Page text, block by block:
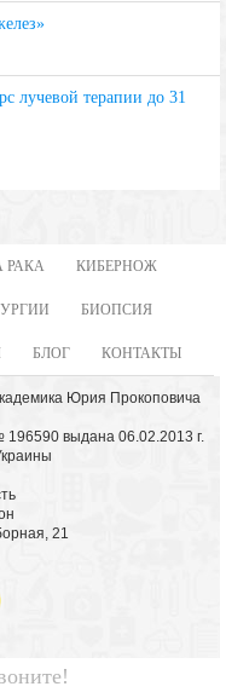
лучевой терапии до 31
РАКА КИБЕРНОЖ
БИОПСИЯ
БЛОГ КОНТАКТЫ
Юрия Прокоповича
выдана 06.02.2013 г.
21